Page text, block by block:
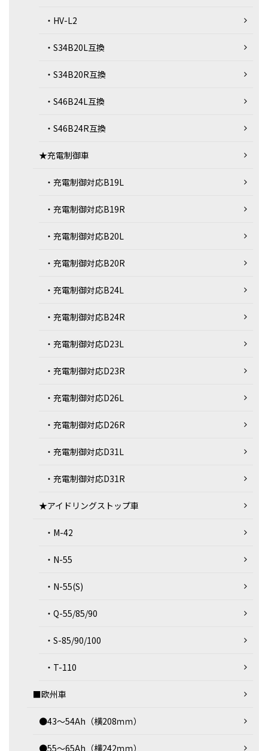
・HV-L2
・S34B20L互換
・S34B20R互換
・S46B24L互換
・S46B24R互換
★充電制御車
・充電制御対応B19L
・充電制御対応B19R
・充電制御対応B20L
・充電制御対応B20R
・充電制御対応B24L
・充電制御対応B24R
・充電制御対応D23L
・充電制御対応D23R
・充電制御対応D26L
・充電制御対応D26R
・充電制御対応D31L
・充電制御対応D31R
★アイドリングストップ車
・M-42
・N-55
・N-55(S)
・Q-55/85/90
・S-85/90/100
・T-110
■欧州車
●43～54Ah（横208ｍｍ）
●55～65Ah（横242ｍｍ）